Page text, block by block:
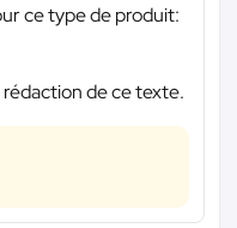
ce type de produit:
rédaction de ce texte.